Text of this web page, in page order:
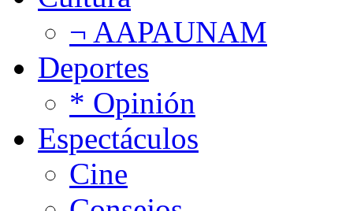
¬ AAPAUNAM
Deportes
* Opinión
Espectáculos
Cine